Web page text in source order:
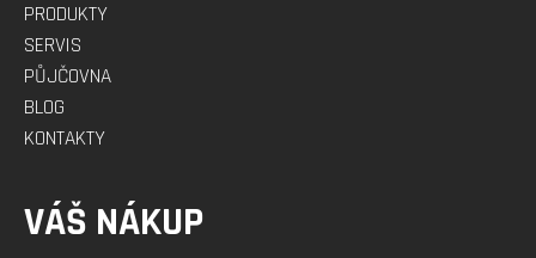
PRODUKTY
SERVIS
PŮJČOVNA
BLOG
KONTAKTY
VÁŠ NÁKUP